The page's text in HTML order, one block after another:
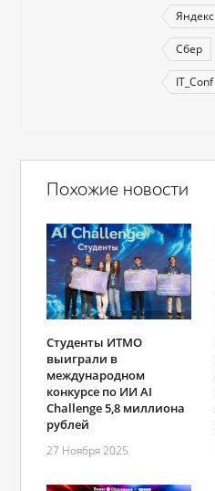
Яндекс
Сбер
IT_Conf
Похожие новости
Студенты ИТМО
выиграли в
международном
конкурсе по ИИ AI
Challenge 5,8 миллиона
рублей
27 Ноября 2025